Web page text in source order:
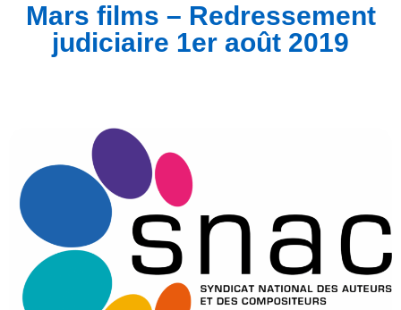
Mars films – Redressement
judiciaire 1er août 2019